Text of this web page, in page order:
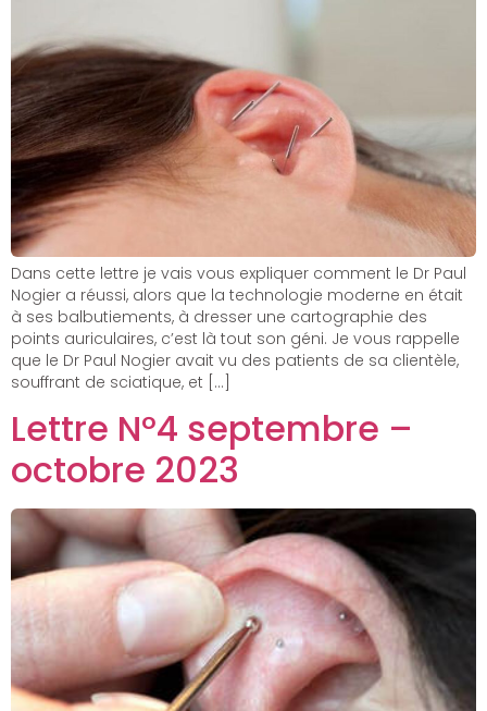
Dans cette lettre je vais vous expliquer comment le Dr Paul
Nogier a réussi, alors que la technologie moderne en était
à ses balbutiements, à dresser une cartographie des
points auriculaires, c’est là tout son géni. Je vous rappelle
que le Dr Paul Nogier avait vu des patients de sa clientèle,
souffrant de sciatique, et […]
Lettre N°4 septembre –
octobre 2023